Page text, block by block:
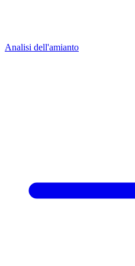
Analisi dell'amianto